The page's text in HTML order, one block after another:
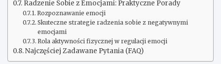
Radzenie Sobie z Emocjami: Praktyczne Porady
Rozpoznawanie emocji
Skuteczne strategie radzenia sobie z negatywnymi
emocjami
Rola aktywności fizycznej w regulacji emocji
Najczęściej Zadawane Pytania (FAQ)